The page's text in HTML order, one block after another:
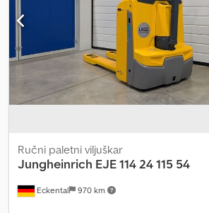
Eckental 970 km
Ručni paletni viljuškar
Jungheinrich EJE 114 24 115 54